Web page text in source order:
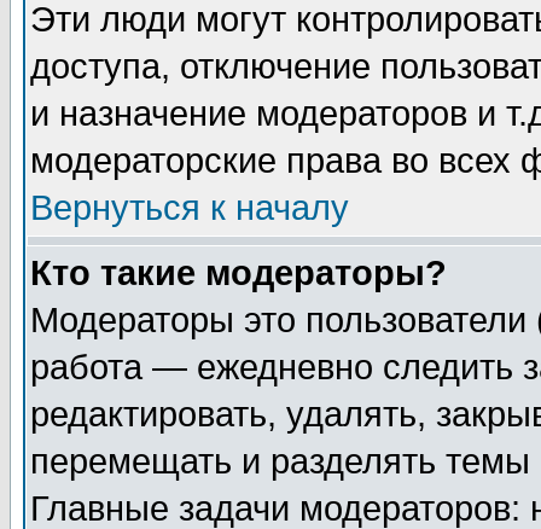
Эти люди могут
доступа, отключение
и назначение модераторов и
модераторские права во всех
Вернуться к началу
Кто такие модераторы?
Модераторы это
работа — ежедневно следить
редактировать, удалять,
перемещать и разделять
Главные задачи